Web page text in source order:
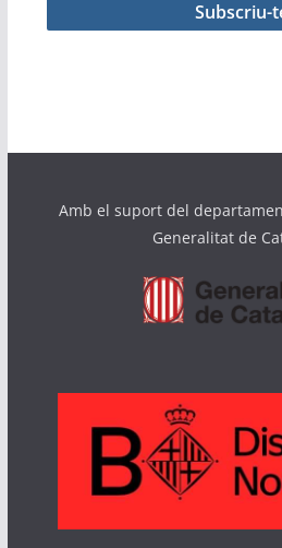
Amb el suport del
Generalitat de